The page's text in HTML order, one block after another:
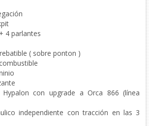
4 parlantes
( sobre ponton )
con upgrade a Orca 866 (línea
independiente con tracción en las 3